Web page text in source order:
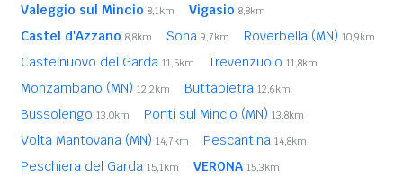
Valeggio sul Mincio 8,1km Vigasio 8,8km
Castel d'Azzano 8,8km Sona 9,7km Roverbella (MN) 10,9km
Castelnuovo del Garda 11,5km Trevenzuolo 11,8km
Monzambano (MN) 12,2km Buttapietra 12,6km
Bussolengo 13,0km Ponti sul Mincio (MN) 13,8km
Volta Mantovana (MN) 14,7km Pescantina 14,8km
Peschiera del Garda 15,1km VERONA 15,3km